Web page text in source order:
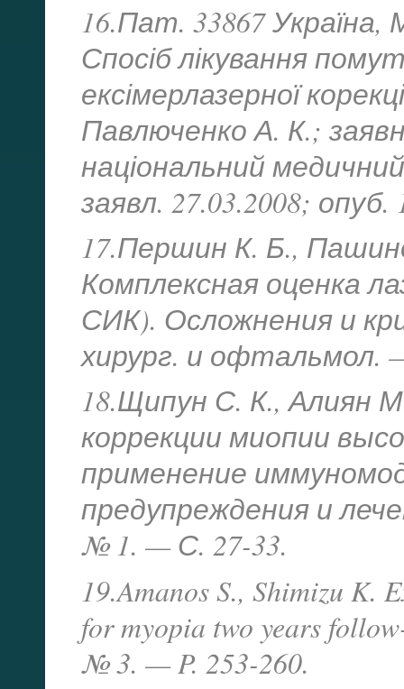
16.Пат. 33867 Україна,
Спосіб лікування
ексімерлазерної
Павлюченко А. К.;
національний
заявл. 27.03.2008;
17.Першин К. Б.,
Комплексная оценка
СИК). Осложнения и
хирург. и офтальмол.
18.Щипун С. К., Алиян
коррекции миопии
применение
предупреждения и
№ 1. — С. 27-33.
19.Amanos S., Shimizu K.
for myopia two years
№ 3. — P. 253-260.